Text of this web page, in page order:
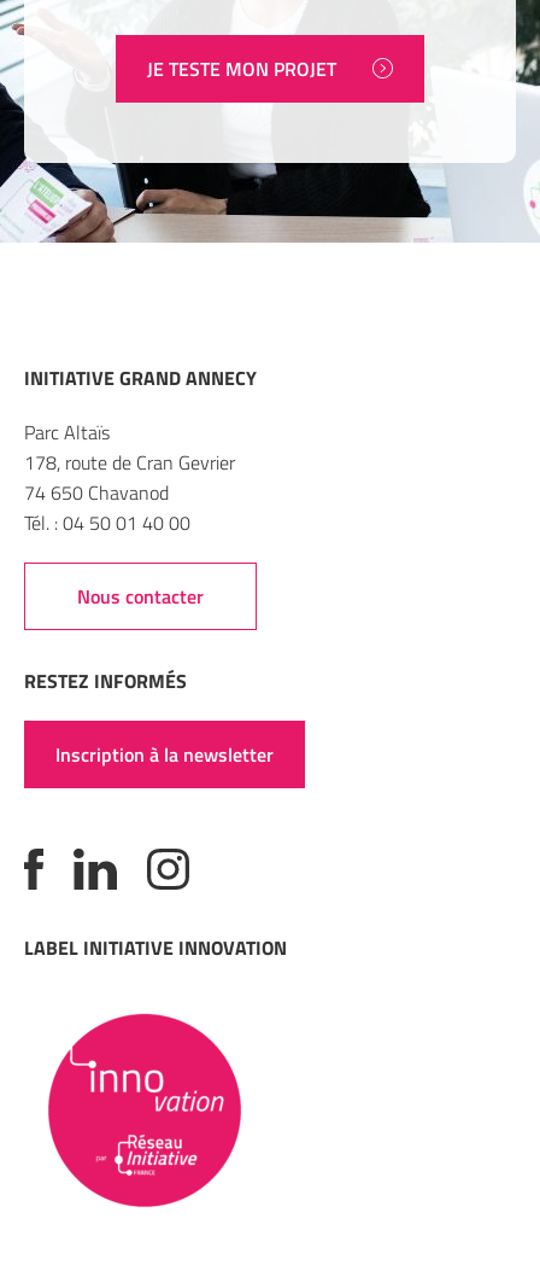
JE TESTE MON PROJET
INITIATIVE GRAND ANNECY
Parc Altaïs
178, route de Cran Gevrier
74 650 Chavanod
Tél. : 04 50 01 40 00
Nous contacter
RESTEZ INFORMÉS
Inscription à la newsletter
LABEL INITIATIVE INNOVATION